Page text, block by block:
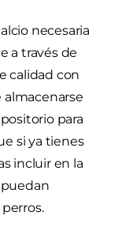
necesaria
a través de
calidad con
almacenarse
para
si ya tienes
incluir en la